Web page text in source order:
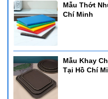
Mẫu Thớt
Chí Minh
Mẫu Khay
Tại Hồ Chí